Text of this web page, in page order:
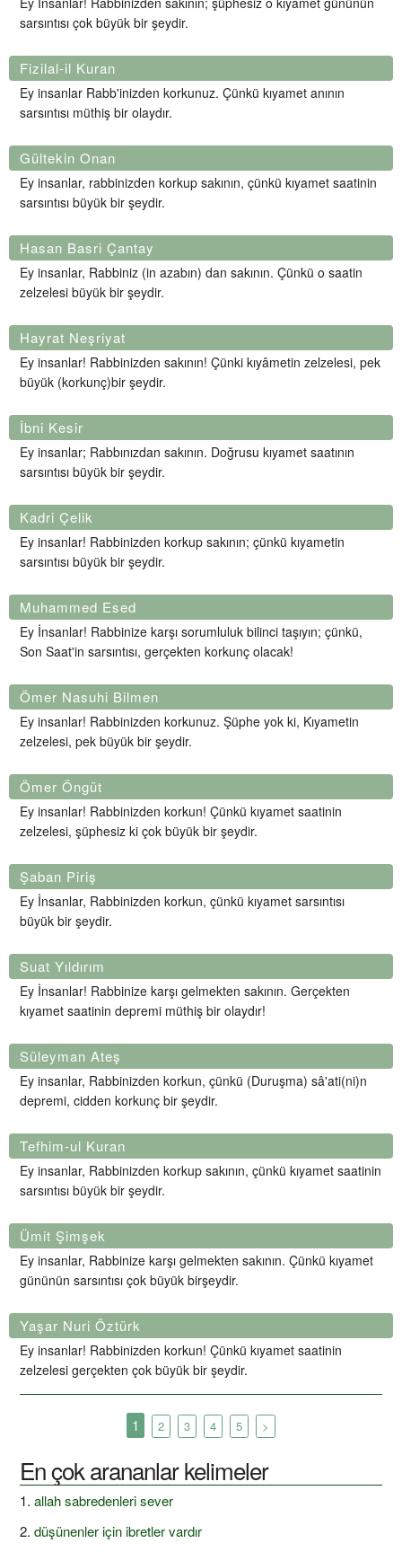
sarsıntısı çok büyük bir şeydir.
Fizilal-il Kuran
Ey insanlar Rabb'inizden korkunuz. Çünkü kıyamet anının
sarsıntısı müthiş bir olaydır.
Gültekin Onan
Ey insanlar, rabbinizden korkup sakının, çünkü kıyamet saatinin
sarsıntısı büyük bir şeydir.
Hasan Basri Çantay
Ey insanlar, Rabbiniz (in azabın) dan sakının. Çünkü o saatin
zelzelesi büyük bir şeydir.
Hayrat Neşriyat
Ey insanlar! Rabbinizden sakının! Çünki kıyâmetin zelzelesi, pek
büyük (korkunç)bir şeydir.
İbni Kesir
Ey insanlar; Rabbınızdan sakının. Doğrusu kıyamet saatının
sarsıntısı büyük bir şeydir.
Kadri Çelik
Ey insanlar! Rabbinizden korkup sakının; çünkü kıyametin
sarsıntısı büyük bir şeydir.
Muhammed Esed
Ey İnsanlar! Rabbinize karşı sorumluluk bilinci taşıyın; çünkü,
Son Saat'in sarsıntısı, gerçekten korkunç olacak!
Ömer Nasuhi Bilmen
Ey insanlar! Rabbinizden korkunuz. Şüphe yok ki, Kıyametin
zelzelesi, pek büyük bir şeydir.
Ömer Öngüt
Ey insanlar! Rabbinizden korkun! Çünkü kıyamet saatinin
zelzelesi, şüphesiz ki çok büyük bir şeydir.
Şaban Piriş
Ey İnsanlar, Rabbinizden korkun, çünkü kıyamet sarsıntısı
büyük bir şeydir.
Suat Yıldırım
Ey İnsanlar! Rabbinize karşı gelmekten sakının. Gerçekten
kıyamet saatinin depremi müthiş bir olaydır!
Süleyman Ateş
Ey insanlar, Rabbinizden korkun, çünkü (Duruşma) sâ'ati(ni)n
depremi, cidden korkunç bir şeydir.
Tefhim-ul Kuran
Ey insanlar, Rabbinizden korkup sakının, çünkü kıyamet saatinin
sarsıntısı büyük bir şeydir.
Ümit Şimşek
Ey insanlar, Rabbinize karşı gelmekten sakının. Çünkü kıyamet
gününün sarsıntısı çok büyük birşeydir.
Yaşar Nuri Öztürk
Ey insanlar! Rabbinizden korkun! Çünkü kıyamet saatinin
zelzelesi gerçekten çok büyük bir şeydir.
1 2 3 4 5 >
En çok arananlar kelimeler
allah sabredenleri sever
düşünenler için ibretler vardır